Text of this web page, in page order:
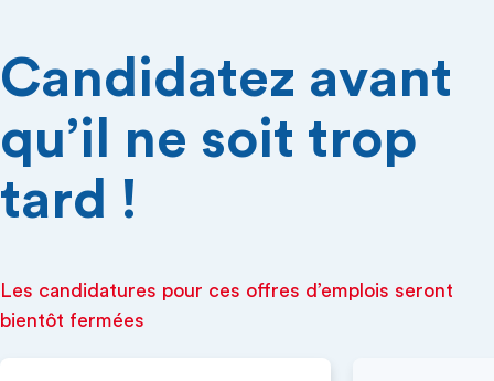
Candidatez avant
qu’il ne soit trop
tard !
Les candidatures pour ces offres d’emplois seront
bientôt fermées